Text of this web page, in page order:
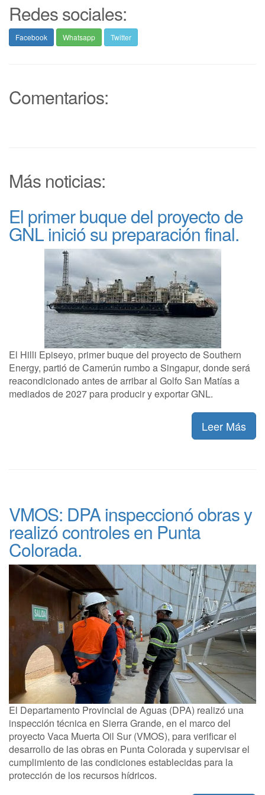
Redes sociales:
Facebook Whatsapp Twitter
Comentarios:
Más noticias:
El primer buque del proyecto de
GNL inició su preparación final.
El Hilli Episeyo, primer buque del proyecto de Southern
Energy, partió de Camerún rumbo a Singapur, donde será
reacondicionado antes de arribar al Golfo San Matías a
mediados de 2027 para producir y exportar GNL.
Leer Más
VMOS: DPA inspeccionó obras y
realizó controles en Punta
Colorada.
El Departamento Provincial de Aguas (DPA) realizó una
inspección técnica en Sierra Grande, en el marco del
proyecto Vaca Muerta Oil Sur (VMOS), para verificar el
desarrollo de las obras en Punta Colorada y supervisar el
cumplimiento de las condiciones establecidas para la
protección de los recursos hídricos.